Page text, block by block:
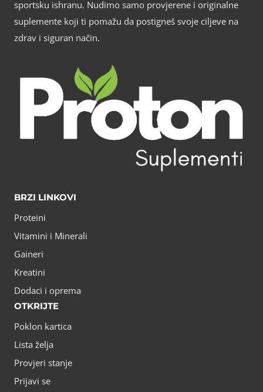
sportsku ishranu. Nudimo samo provjerene i originalne
suplemente koji ti pomažu da postigneš svoje ciljeve na
zdrav i siguran način.
BRZI LINKOVI
Proteini
Vitamini i Minerali
Gaineri
Kreatini
Dodaci i oprema
OTKRIJTE
Poklon kartica
Lista želja
Provjeri stanje
Prijavi se